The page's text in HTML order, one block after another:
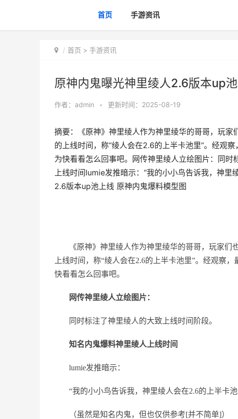
首页 手游资讯
首页 > 手游资讯
原神内鬼曝光神里绫人2.6版本up
作者： admin • 更新时间：2025-08-19
摘要：《原神》神里绫人作为神里绫华的哥哥，玩
的上线时间，称“绫人会在2.6的上半卡池里”。经观
为快看看怎么回事吧。网传神里绫人立绘图片：同
上线时间lumie发推暗示：“我的小小鸟告诉我，神里
2.6版本up池上线 原神内鬼爆料模型图
《原神》神里绫人作为神里绫华的哥哥，玩家
上线时间，称“绫人会在2.6的上半卡池里”。经观察
快看看怎么回事吧。
网传神里绫人立绘图片：
同时标注了神里绫人的大致上线时间阶段。
知名内鬼爆料神里绫人上线时间
lumie发推暗示：
“我的小小鸟告诉我，神里绫人会在2.6的上半卡
（虽然是知名内鬼，但也仅供参考[并不简单]）